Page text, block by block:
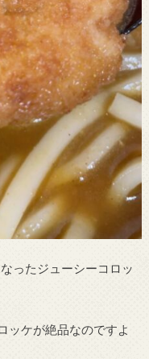
ったジューシーコロッ
ッケが絶品なのですよ